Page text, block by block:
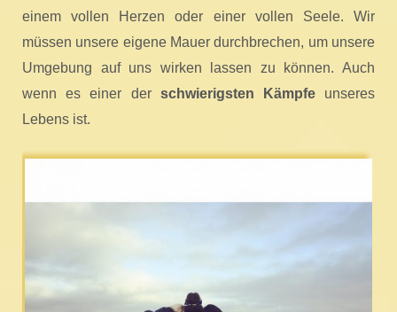
einem vollen Herzen oder einer vollen Seele. Wir
müssen unsere eigene Mauer durchbrechen, um unsere
Umgebung auf uns wirken lassen zu können. Auch
wenn es einer der schwierigsten Kämpfeunseres
Lebens ist.